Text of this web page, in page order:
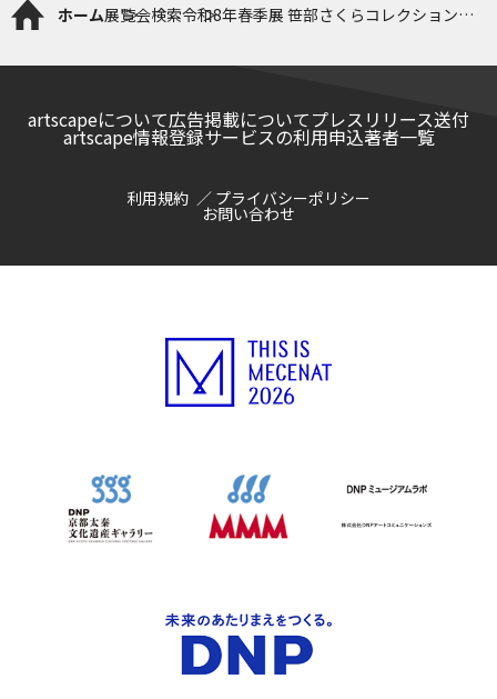
ホーム展覧会検索令和8年春季展 笹部さくらコレクション
artscapeについて広告掲載についてプレスリリース送付
artscape情報登録サービスの利用申込著者一覧
利用規約 プライバシーポリシー
お問い合わせ